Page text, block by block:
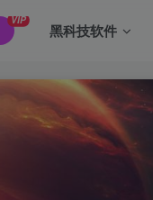
VIP
黑科技软件